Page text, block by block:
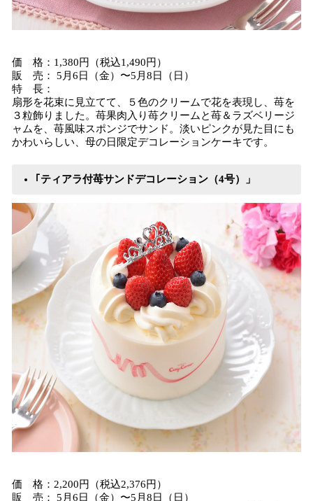
価 格：1,380円（税込1,490円）
販 売： 5月6日（金）〜5月8日（日）
特 長：
扇形を花束に見立てて、５色のクリームで花を表現し、苺を
３粒飾りました。苺果肉入り苺クリームと苺＆ラズベリージ
ャムを、苺風味スポンジでサンド。淡いピンクが見た目にも
かわいらしい、母の日限定デコレーションケーキです。
｢ティアラ付苺サンドデコレーション（4号）」
価 格：2,200円（税込2,376円）
販 売： 5月6日（金）〜5月8日（日）